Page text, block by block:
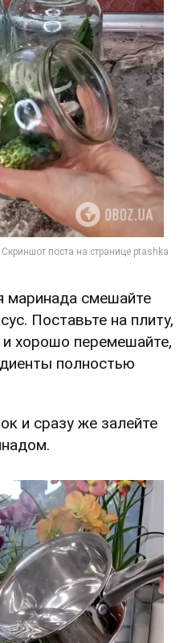
маринада смешайте
Поставьте на плиту,
хорошо перемешайте,
полностью
и сразу же залейте